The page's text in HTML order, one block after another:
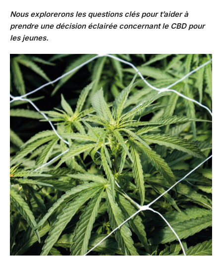
Nous explorerons les questions clés pour t’aider à
prendre une décision éclairée concernant le CBD pour
les jeunes.